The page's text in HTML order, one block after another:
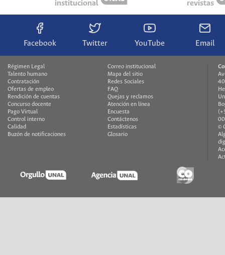
institucional revistas
Facebook Twitter YouTube Email
Régimen Legal
Talento humano
Contratación
Ofertas de empleo
Rendición de cuentas
Concurso docente
Pago Virtual
Control interno
Calidad
Buzón de notificaciones
Correo institucional
Mapa del sitio
Redes Sociales
FAQ
Quejas y reclamos
Atención en línea
Encuesta
Contáctenos
Estadísticas
Glosario
©